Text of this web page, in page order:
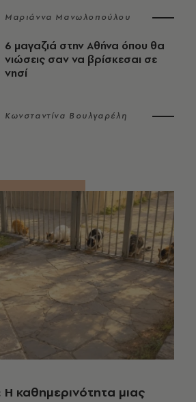
Μαριάννα Μανωλοπούλου
6 μαγαζιά στην Αθήνα όπου θα
νιώσεις σαν να βρίσκεσαι σε
νησί
Κωνσταντίνα Βουλγαρέλη
καθημερινότητα μιας